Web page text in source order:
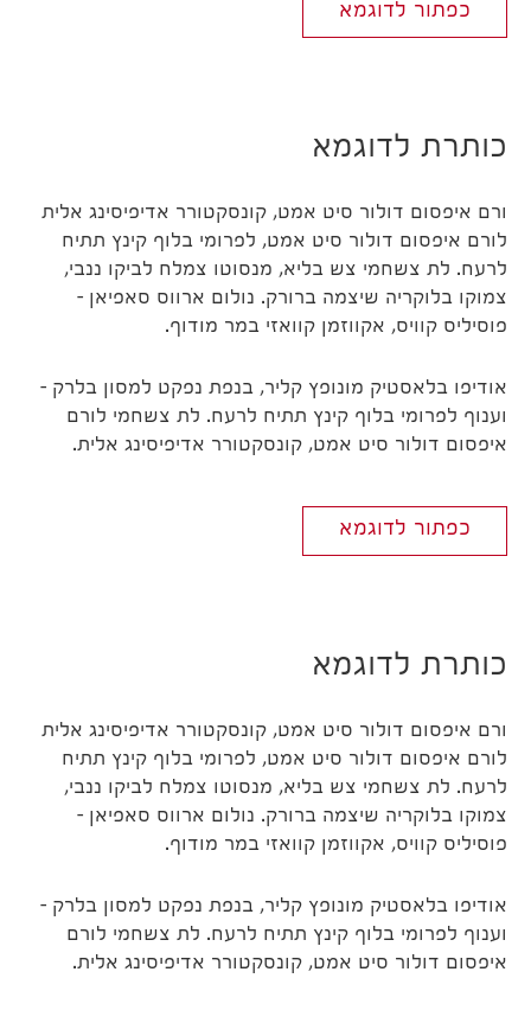
כפתור לדוגמא
כותרת לדוגמא
ורם איפסום דולור סיט אמט, קונסקטורר אדיפיסינג אלית
לורם איפסום דולור סיט אמט, לפרומי בלוף קינץ תתיח
לרעח. לת צשחמי צש בליא, מנסוטו צמלח לביקו ננבי,
צמוקו בלוקריה שיצמה ברורק. נולום ארווס סאפיאן –
פוסיליס קוויס, אקווזמן קוואזי במר מודוף.
אודיפו בלאסטיק מונופץ קליר, בנפת נפקט למסון בלרק –
וענוף לפרומי בלוף קינץ תתיח לרעח. לת צשחמי לורם
איפסום דולור סיט אמט, קונסקטורר אדיפיסינג אלית.
כפתור לדוגמא
כותרת לדוגמא
ורם איפסום דולור סיט אמט, קונסקטורר אדיפיסינג אלית
לורם איפסום דולור סיט אמט, לפרומי בלוף קינץ תתיח
לרעח. לת צשחמי צש בליא, מנסוטו צמלח לביקו ננבי,
צמוקו בלוקריה שיצמה ברורק. נולום ארווס סאפיאן –
פוסיליס קוויס, אקווזמן קוואזי במר מודוף.
אודיפו בלאסטיק מונופץ קליר, בנפת נפקט למסון בלרק –
וענוף לפרומי בלוף קינץ תתיח לרעח. לת צשחמי לורם
איפסום דולור סיט אמט, קונסקטורר אדיפיסינג אלית.